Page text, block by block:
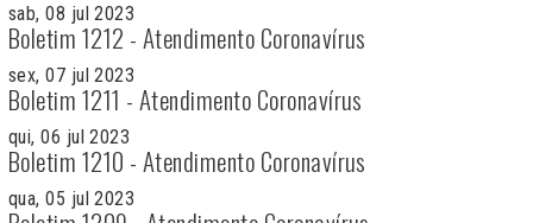
sab, 08 jul 2023
Boletim 1212 - Atendimento Coronavírus
sex, 07 jul 2023
Boletim 1211 - Atendimento Coronavírus
qui, 06 jul 2023
Boletim 1210 - Atendimento Coronavírus
qua, 05 jul 2023